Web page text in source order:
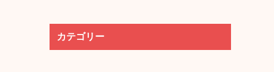
カテゴリー